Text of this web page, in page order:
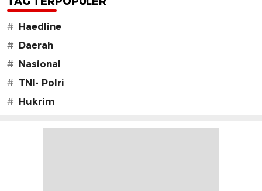
# Haedline
# Daerah
# Nasional
# TNI- Polri
# Hukrim